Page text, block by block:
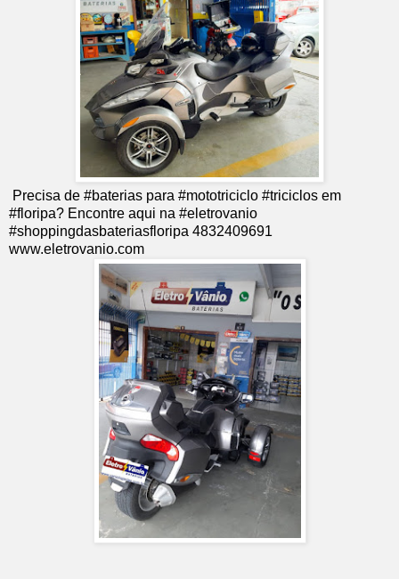
Precisa de #baterias para #mototriciclo #triciclos em
#floripa? Encontre aqui na #eletrovanio
#shoppingdasbateriasfloripa 4832409691
www.eletrovanio.com